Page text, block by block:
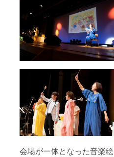
会場が一体となった音楽絵